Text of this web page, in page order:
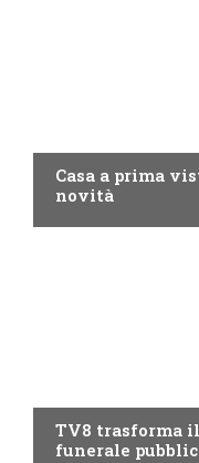
Casa a prima
novità
TV8 trasforma
funerale